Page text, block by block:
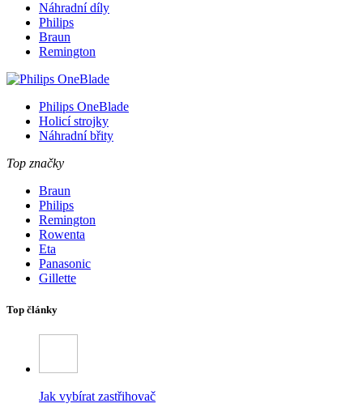
Náhradní díly
Philips
Braun
Remington
Philips OneBlade
Holicí strojky
Náhradní břity
Top značky
Braun
Philips
Remington
Rowenta
Eta
Panasonic
Gillette
Top články
Jak vybírat zastřihovač